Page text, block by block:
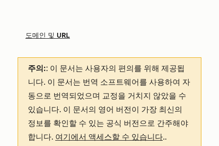
도메인 및 URL
주의:: 이 문서는 사용자의 편의를 위해 제공됩
니다. 이 문서는 번역 소프트웨어를 사용하여 자
동으로 번역되었으며 교정을 거치지 않았을 수
있습니다. 이 문서의 영어 버전이 가장 최신의
정보를 확인할 수 있는 공식 버전으로 간주해야
합니다. 여기에서 액세스할 수 있습니다..